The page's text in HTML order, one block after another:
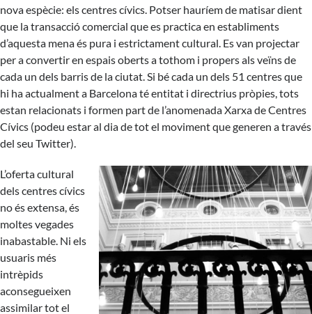
*UNIVERS HÄNSEL* i GRETEL*
nova espècie: els centres cívics. Potser hauríem de matisar dient
que la transacció comercial que es practica en establiments
d’aquesta mena és pura i estrictament cultural. Es van projectar
per a convertir en espais oberts a tothom i propers als veïns de
cada un dels barris de la ciutat. Si bé cada un dels 51 centres que
hi ha actualment a Barcelona té entitat i directrius pròpies, tots
estan relacionats i formen part de l’anomenadaXarxa de Centres
Cívics (podeu estar al dia de tot el moviment que generen a través
del seu Twitter).
L’oferta cultural
dels centres cívics
no és extensa, és
moltes vegades
inabastable. Ni els
usuaris més
intrèpids
aconsegueixen
assimilar tot el